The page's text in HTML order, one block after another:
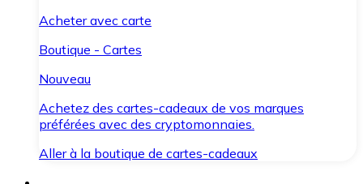
Acheter avec carte
Boutique - Cartes
Nouveau
Achetez des cartes-cadeaux de vos marques
préférées avec des cryptomonnaies.
Aller à la boutique de cartes-cadeaux